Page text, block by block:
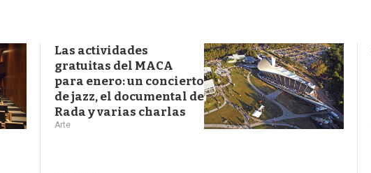
Las actividades
gratuitas del MACA
para enero: un concierto
de jazz, el documental de
Rada y varias charlas
Arte